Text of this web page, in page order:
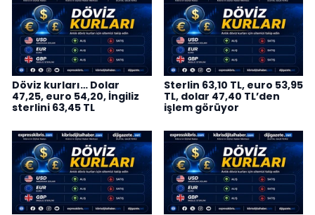
Döviz kurları… Dolar
47,25, euro 54,20, İngiliz
sterlini 63,45 TL
Sterlin 63,10 TL, euro 53,95
TL, dolar 47,40 TL’den
işlem görüyor